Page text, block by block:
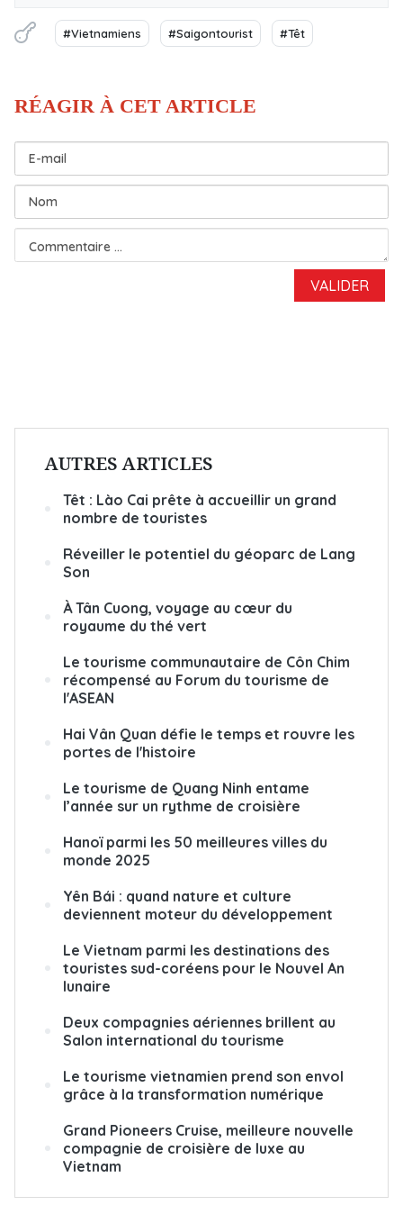
#Vietnamiens #Saigontourist #Têt
AUTRES ARTICLES
Têt : Lào Cai prête à accueillir un grand
nombre de touristes
Réveiller le potentiel du géoparc de Lang
Son
À Tân Cuong, voyage au cœur du
royaume du thé vert
Le tourisme communautaire de Côn Chim
récompensé au Forum du tourisme de
l'ASEAN
Hai Vân Quan défie le temps et rouvre les
portes de l'histoire
Le tourisme de Quang Ninh entame
l’année sur un rythme de croisière
Hanoï parmi les 50 meilleures villes du
monde 2025
Yên Bái : quand nature et culture
deviennent moteur du développement
Le Vietnam parmi les destinations des
touristes sud-coréens pour le Nouvel An
lunaire
Deux compagnies aériennes brillent au
Salon international du tourisme
Le tourisme vietnamien prend son envol
grâce à la transformation numérique
Grand Pioneers Cruise, meilleure nouvelle
compagnie de croisière de luxe au
Vietnam